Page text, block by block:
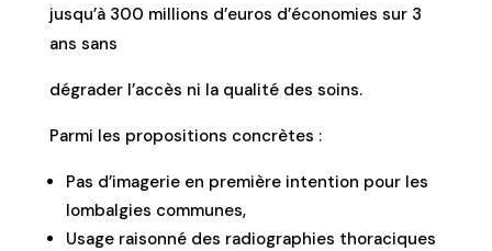
jusqu’à 300 millions d’euros d’économies sur 3
ans sans
dégrader l’accès ni la qualité des soins.
Parmi les propositions concrètes :
Pas d’imagerie en première intention pour les
lombalgies communes,
Usage raisonné des radiographies thoraciques